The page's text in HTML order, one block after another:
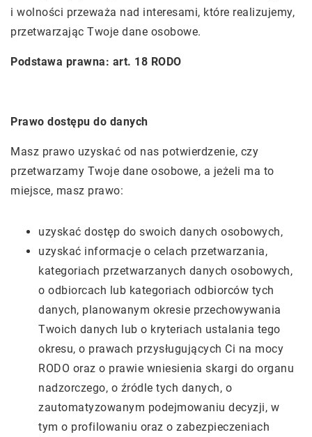
i wolności przeważa nad interesami, które realizujemy,
przetwarzając Twoje dane osobowe.
Podstawa prawna: art. 18 RODO
Prawo dostępu do danych
Masz prawo uzyskać od nas potwierdzenie, czy
przetwarzamy Twoje dane osobowe, a jeżeli ma to
miejsce, masz prawo:
uzyskać dostęp do swoich danych osobowych,
uzyskać informacje o celach przetwarzania,
kategoriach przetwarzanych danych osobowych,
o odbiorcach lub kategoriach odbiorców tych
danych, planowanym okresie przechowywania
Twoich danych lub o kryteriach ustalania tego
okresu, o prawach przysługujących Ci na mocy
RODO oraz o prawie wniesienia skargi do organu
nadzorczego, o źródle tych danych, o
zautomatyzowanym podejmowaniu decyzji, w
tym o profilowaniu oraz o zabezpieczeniach